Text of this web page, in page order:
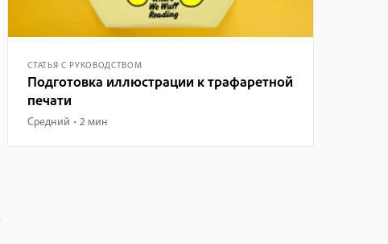
СТАТЬЯ С РУКОВОДСТВОМ
Подготовка иллюстрации к трафаретной
печати
Средний 2 мин